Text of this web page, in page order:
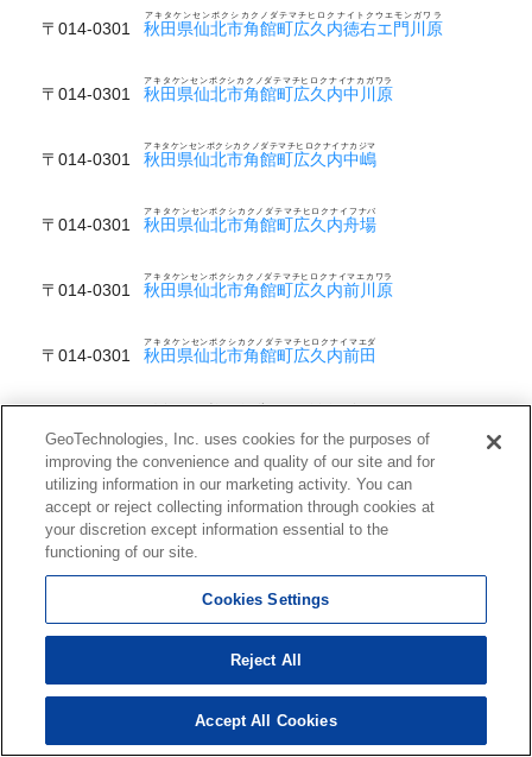
〒014-0301 秋田県仙北市角館町広久内徳右エ門川原
アキタケンセンボクシカクノダテマチヒロクナイトクウエモンガワラ
〒014-0301 秋田県仙北市角館町広久内中川原
アキタケンセンボクシカクノダテマチヒロクナイナカガワラ
〒014-0301 秋田県仙北市角館町広久内中嶋
アキタケンセンボクシカクノダテマチヒロクナイナカジマ
〒014-0301 秋田県仙北市角館町広久内舟場
アキタケンセンボクシカクノダテマチヒロクナイフナバ
〒014-0301 秋田県仙北市角館町広久内前川原
アキタケンセンボクシカクノダテマチヒロクナイマエカワラ
〒014-0301 秋田県仙北市角館町広久内前田
アキタケンセンボクシカクノダテマチヒロクナイマエダ
アキタケンセンボクシカクノダテマチヒロクナイマチウシロ
〒014-0301 秋田県仙北市角館町広久内山田
アキタケンセンボクシカクノダテマチヒロクナイヤマダ
〒014-0301 秋田県仙北市角館町広久内夜蚊台
アキタケンセンボクシカクノダテマチヒロクナイヨガダイ
アキタケンセンボクシカクノダテマチフルシロ
〒014-0351 秋田県仙北市角館町古城山
アキタケンセンボクシカクノダテマチフルシロヤマ
〒014-0335 秋田県仙北市角館町細越町
GeoTechnologies, Inc. uses cookies for the purposes of
improving the convenience and quality of our site and for
utilizing information in our marketing activity. You can
accept or reject collecting information through cookies at
your discretion except information essential to the
functioning of our site.
Cookies Settings
Reject All
Accept All Cookies